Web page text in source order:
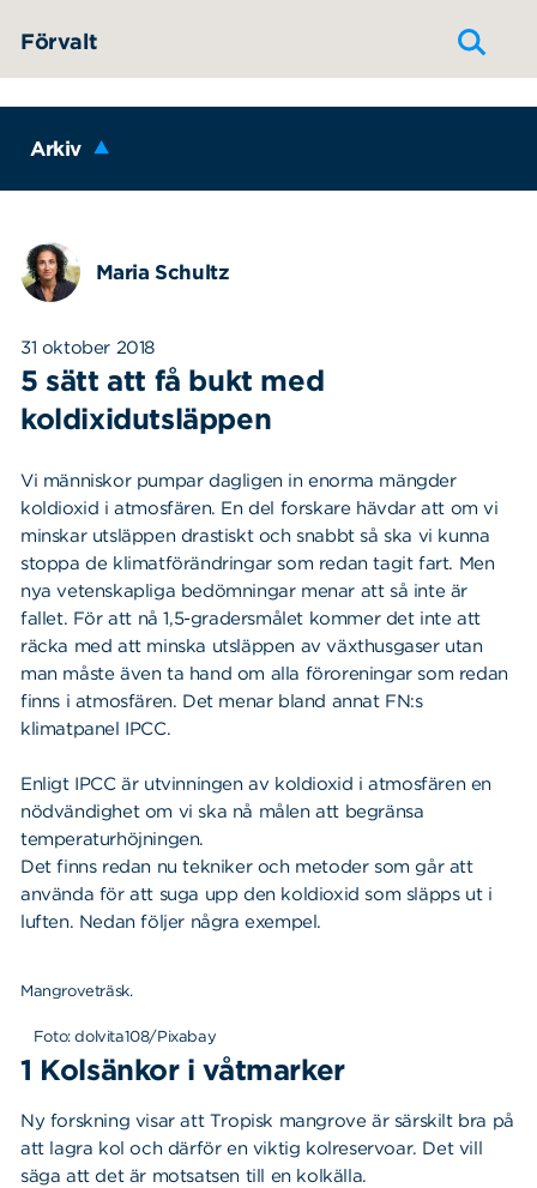
Förvalt
Arkiv
Maria Schultz
31 oktober 2018
5 sätt att få bukt med
koldixidutsläppen
Vi människor pumpar dagligen in enorma mängder
koldioxid i atmosfären. En del forskare hävdar att om vi
minskar utsläppen drastiskt och snabbt så ska vi kunna
stoppa de klimatförändringar som redan tagit fart. Men
nya vetenskapliga bedömningar menar att så inte är
fallet. För att nå 1,5-gradersmålet kommer det inte att
räcka med att minska utsläppen av växthusgaser utan
man måste även ta hand om alla föroreningar som redan
finns i atmosfären. Det menar bland annat FN:s
klimatpanel IPCC.
Enligt IPCC är utvinningen av koldioxid i atmosfären en
nödvändighet om vi ska nå målen att begränsa
temperaturhöjningen.
Det finns redan nu tekniker och metoder som går att
använda för att suga upp den koldioxid som släpps ut i
luften. Nedan följer några exempel.
Mangroveträsk.
Foto: dolvita108/Pixabay
1 Kolsänkor i våtmarker
Ny forskning visar att Tropisk mangrove är särskilt bra på
att lagra kol och därför en viktig kolreservoar. Det vill
säga att det är motsatsen till en kolkälla.